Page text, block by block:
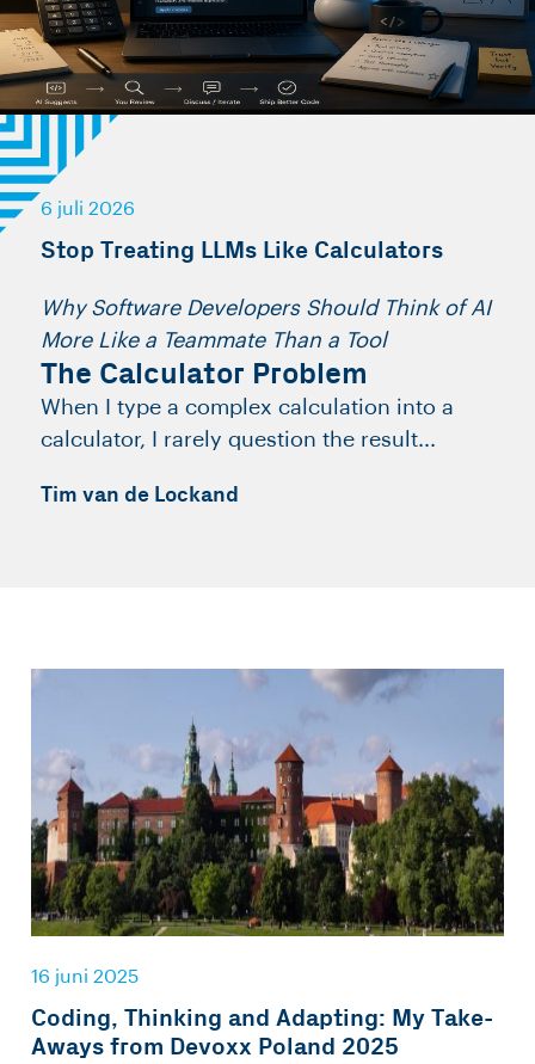
6 juli 2026
Stop Treating LLMs Like Calculators
Why Software Developers Should Think of AI
More Like a Teammate Than a Tool
The Calculator Problem
When I type a complex calculation into a
calculator, I rarely question the result...
Tim van de Lockand
16 juni 2025
Coding, Thinking and Adapting: My Take-
Aways from Devoxx Poland 2025